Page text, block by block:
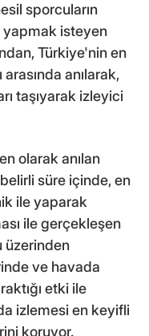
sporcuların
isteyen
Türkiye'nin en
anılarak,
taşıyarak izleyici
olarak anılan
süre içinde, en
ile yaparak
ile gerçekleşen
üzerinden
ve havada
etki ile
izlemesi en keyifli
koruyor.